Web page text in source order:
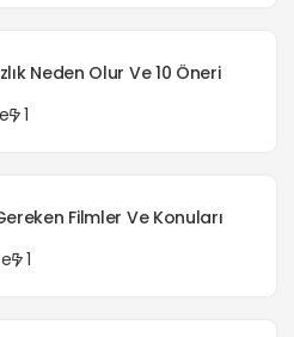
Neden Olur Ve 10 Öneri
1
Filmler Ve Konuları
1